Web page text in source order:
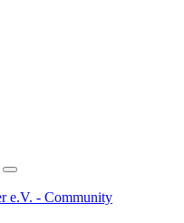
e.V. - Community